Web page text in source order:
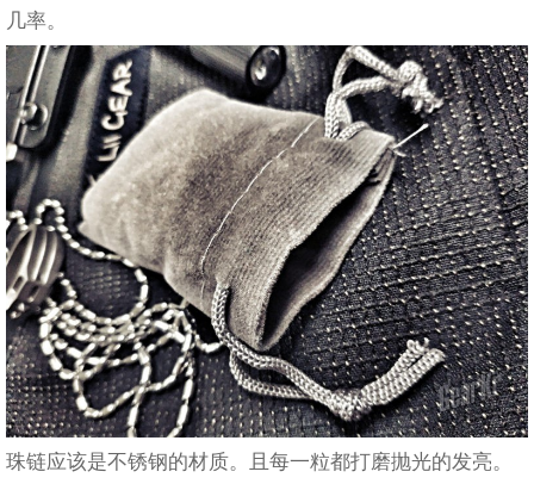
几率。
珠链应该是不锈钢的材质。且每一粒都打磨抛光的发亮。